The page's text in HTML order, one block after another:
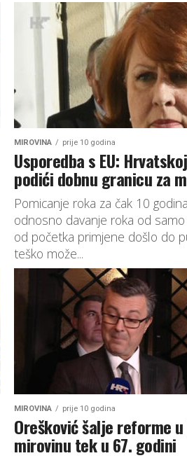
MIROVINA prije 10 godina
Usporedba s EU:
podići dobnu granicu za
Pomicanje roka za čak 10
odnosno davanje roka od
od početka primjene došlo do
teško može...
MIROVINA prije 10 godina
Orešković šalje reforme
mirovinu tek u 67. godini